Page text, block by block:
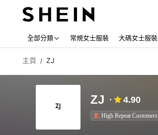
全部分類 常規女士服裝 大碼女士服裝
主頁 / ZJ
ZJ 4.90
High Repeat Customers